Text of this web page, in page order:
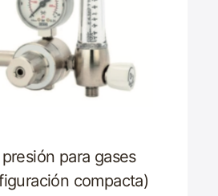
para gases
compacta)